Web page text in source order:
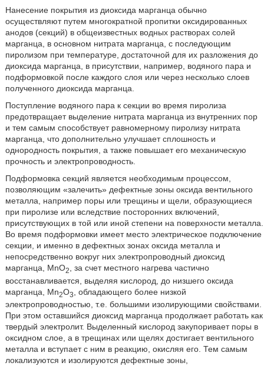
Нанесение покрытия из диоксида марганца обычно
осуществляют путем многократной пропитки оксидированных
анодов (секций) в общеизвестных водных растворах солей
марганца, в основном нитрата марганца, с последующим
пиролизом при температуре, достаточной для их разложения до
диоксида марганца, в присутствии, например, водяного пара и
подформовкой после каждого слоя или через несколько слоев
полученного диоксида марганца.
Поступление водяного пара к секции во время пиролиза
предотвращает выделение нитрата марганца из внутренних пор
и тем самым способствует равномерному пиролизу нитрата
марганца, что дополнительно улучшает сплошность и
однородность покрытия, а также повышает его механическую
прочность и электропроводность.
Подформовка секций является необходимым процессом,
позволяющим «залечить» дефектные зоны оксида вентильного
металла, например поры или трещины и щели, образующиеся
при пиролизе или вследствие посторонних включений,
присутствующих в той или иной степени на поверхности металла.
Во время подформовки имеет место электрическое подключение
секции, и именно в дефектных зонах оксида металла и
непосредственно вокруг них электропроводный диоксид
марганца, MnO2
, за счет местного нагрева частично
восстанавливается, выделяя кислород, до низшего оксида
марганца, Mn2O3
, обладающего более низкой
электропроводностью, т.е. большими изолирующими свойствами.
При этом оставшийся диоксид марганца продолжает работать как
твердый электролит. Выделенный кислород закупоривает поры в
оксидном слое, а в трещинах или щелях достигает вентильного
металла и вступает с ним в реакцию, окисляя его. Тем самым
локализуются и изолируются дефектные зоны,